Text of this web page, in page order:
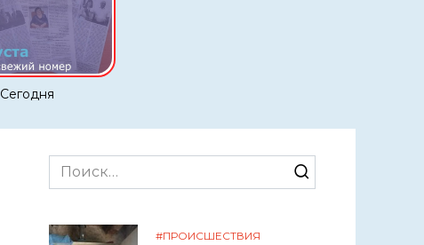
Сегодня
Search
for:
#ПРОИСШЕСТВИЯ